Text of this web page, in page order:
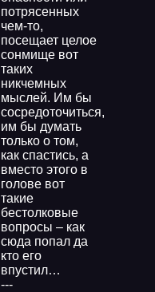
потрясенных
чем-то,
посещает целое
сонмище вот
таких
никчемных
мыслей. Им бы
сосредоточиться,
им бы думать
только о том,
как спастись, а
вместо этого в
голове вот
такие
бестолковые
вопросы – как
сюда попал да
кто его
впустил…
---